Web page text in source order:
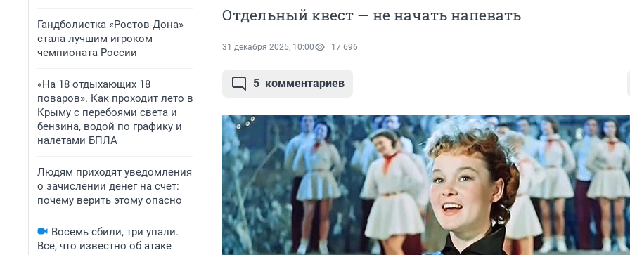
Гандболистка «Ростов-Дона»
стала лучшим игроком
чемпионата России
«На 18 отдыхающих 18
поваров». Как проходит лето в
Крыму с перебоями света и
бензина, водой по графику и
налетами БПЛА
Людям приходят уведомления
о зачислении денег на счет:
почему верить этому опасно
Восемь сбили, три упали.
Все, что известно об атаке
Отдельный квест — не начать напевать
31 декабря 2025, 10:00 17 696
5 комментариев